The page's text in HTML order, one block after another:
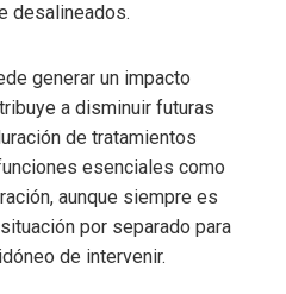
desalineados.
generar un impacto
a disminuir futuras
de tratamientos
esenciales como
aunque siempre es
por separado para
de intervenir.